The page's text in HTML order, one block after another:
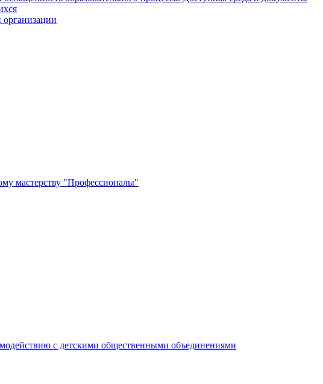
организации
мастерству "Профессионалы"
с детскими общественными объединениями